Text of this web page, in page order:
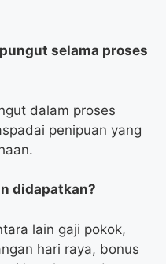
selama proses
dalam proses
penipuan yang
didapatkan?
lain gaji pokok,
hari raya, bonus